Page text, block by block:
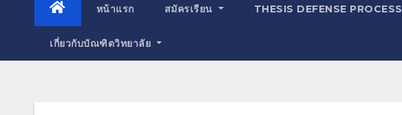
หน้าแรก สมัครเรียน THESIS DEFENSE PROCESS
เกี่ยวกับบัณฑิตวิทยาลัย